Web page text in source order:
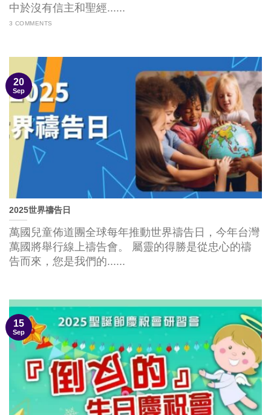
中於沒有信主和聖經......
3 COMMENTS
2025世界禱告日
萬國兒童佈道團全球每年推動世界禱告日，今年台灣
萬國將舉行線上禱告會。 屬靈的得勝是從忠心的禱
告而來，您是我們的......
20
Sep
15
Sep